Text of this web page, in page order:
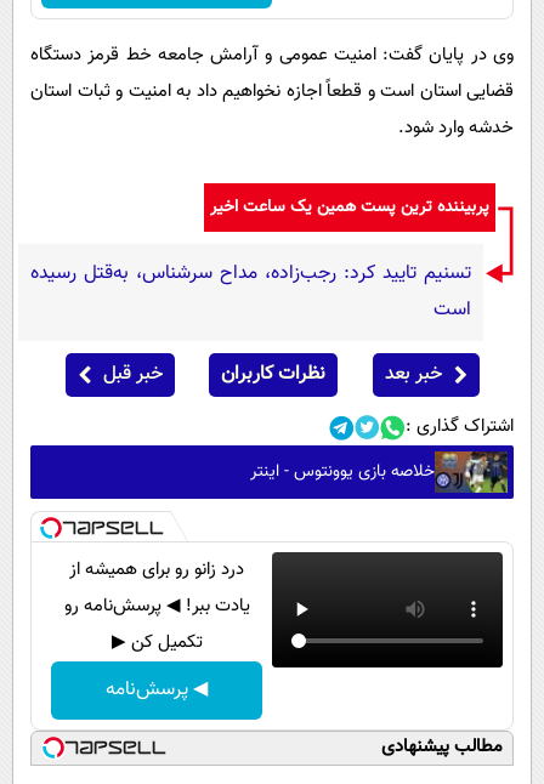
وی در پایان گفت: امنیت عمومی و آرامش جامعه خط قرمز دستگاه
قضایی استان است و قطعاً اجازه نخواهیم داد به امنیت و ثبات استان
خدشه وارد شود.
پربیننده ترین پست همین یک ساعت اخیر
تسنیم تایید کرد: رجب‌زاده، مداح سرشناس، به‌قتل رسیده
است
خبر بعد نظرات کاربران خبر قبل
اشتراک گذاری :
خلاصه بازی یوونتوس - اینتر
درد زانو رو برای همیشه از
یادت ببر! ◀ پرسش‌نامه رو
تکمیل کن ▶
◀ پرسش‌نامه
مطالب پیشنهادی